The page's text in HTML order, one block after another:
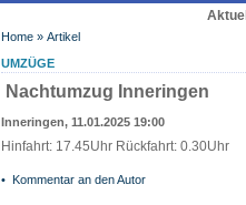
Aktuell
Home » Artikel
UMZÜGE
Nachtumzug Inneringen
Inneringen, 11.01.2025 19:00
Hinfahrt: 17.45Uhr Rückfahrt: 0.30Uhr
• Kommentar an den Autor